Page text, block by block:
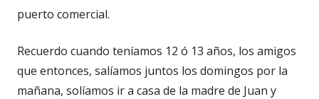
puerto comercial.
Recuerdo cuando teníamos 12 ó 13 años, los amigos
que entonces, salíamos juntos los domingos por la
mañana, solíamos ir a casa de la madre de Juan y